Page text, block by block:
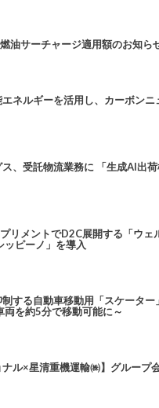
サーチャージ適用額のお知ら
ネルギーを活用し、カーボンニ
、受託物流業務に 「生成AI出荷
リメントでD2C展開する「ウェ
ッピーノ」を導入
する自動車移動用「スケーター
両を約5分で移動可能に～
ナル×星清重機運輸㈱】グループ